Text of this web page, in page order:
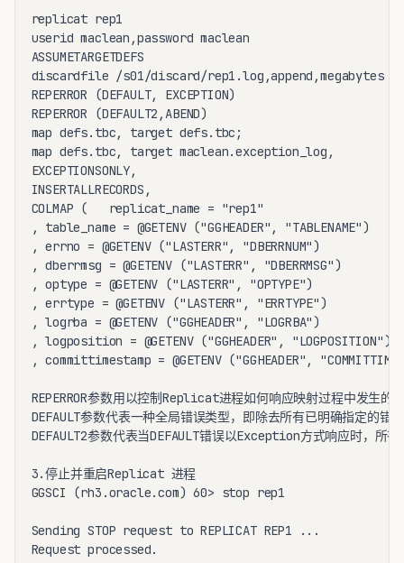
replicat rep1
userid maclean,password maclean
ASSUMETARGETDEFS
discardfile /s01/discard/rep1.log,append,megabytes 10
REPERROR (DEFAULT, EXCEPTION)
REPERROR (DEFAULT2,ABEND)
map defs.tbc, target defs.tbc;
map defs.tbc, target maclean.exception_log,
EXCEPTIONSONLY,
INSERTALLRECORDS,
COLMAP (   replicat_name = "rep1"
, table_name = @GETENV ("GGHEADER", "TABLENAME")
, errno = @GETENV ("LASTERR", "DBERRNUM")
, dberrmsg = @GETENV ("LASTERR", "DBERRMSG")
, optype = @GETENV ("LASTERR", "OPTYPE")
, errtype = @GETENV ("LASTERR", "ERRTYPE")
, logrba = @GETENV ("GGHEADER", "LOGRBA")
, logposition = @GETENV ("GGHEADER", "LOGPOSITION")
, committimestamp = @GETENV ("GGHEADER",
REPERROR参数用以控制Replicat进程如何响应映射过程中发生的
DEFAULT参数代表一种全局错误类型，即除去所有已明确指定的错
DEFAULT2参数代表当DEFAULT错误以Exception方式响应时，所
3.停止并重启Replicat 进程
GGSCI (rh3.oracle.com) 60> stop rep1
Sending STOP request to REPLICAT REP1 ...
Request processed.